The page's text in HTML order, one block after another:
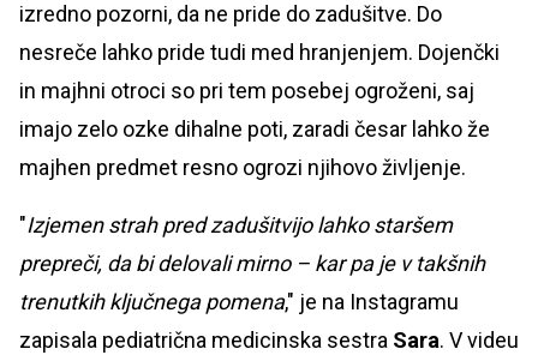
izredno pozorni, da ne pride do zadušitve. Do
nesreče lahko pride tudi med hranjenjem. Dojenčki
in majhni otroci so pri tem posebej ogroženi, saj
imajo zelo ozke dihalne poti, zaradi česar lahko že
majhen predmet resno ogrozi njihovo življenje.
"Izjemen strah pred zadušitvijo lahko staršem
prepreči, da bi delovali mirno – kar pa je v takšnih
trenutkih ključnega pomena," je na Instagramu
zapisala pediatrična medicinska sestra Sara. V videu